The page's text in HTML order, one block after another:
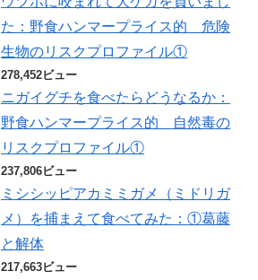
た：野食ハンマープライス的 危険
生物のリスクプロファイル①
278,452ビュー
ニガイグチを食べたらどうなるか：
野食ハンマープライス的 自然毒の
リスクプロファイル①
237,806ビュー
ミシシッピアカミミガメ（ミドリガ
メ）を捕まえて食べてみた：①葛藤
と解体
217,663ビュー